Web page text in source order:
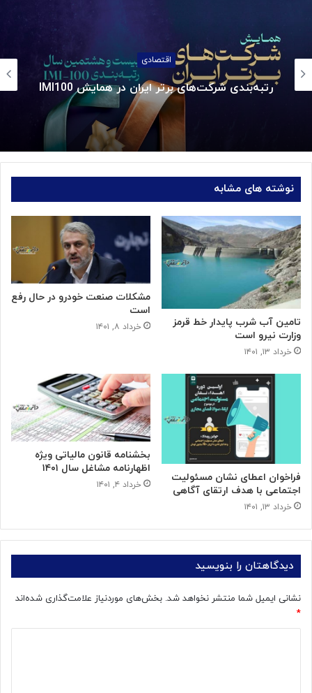
اقتصادی
چالش بزرگ سیاست پولی؛ مهار نوسان ارز
نوشته های مشابه
تامین آب شرب پایدار خط قرمز
وزارت نیرو است
خرداد ۱۳, ۱۴۰۱
مشکلات صنعت خودرو در حال رفع
است
خرداد ۸, ۱۴۰۱
فراخوان اعطای نشان مسئولیت
اجتماعی با هدف ارتقای آگاهی
خرداد ۱۳, ۱۴۰۱
بخشنامه قانون مالیاتی ویژه
اظهارنامه مشاغل سال ۱۴۰۱
خرداد ۴, ۱۴۰۱
دیدگاهتان را بنویسید
نشانی ایمیل شما منتشر نخواهد شد. بخش‌های موردنیاز علامت‌گذاری شده‌اند
*